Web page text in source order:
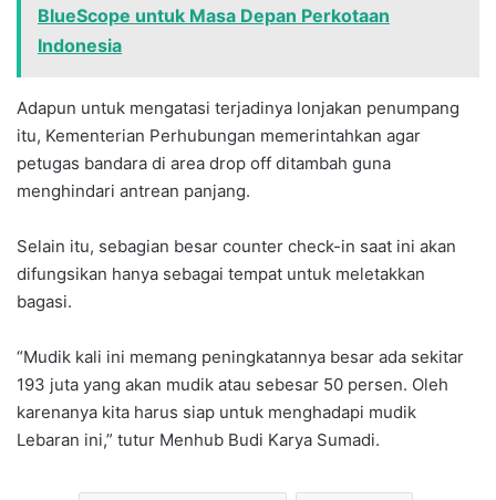
BlueScope untuk Masa Depan Perkotaan
Indonesia
Adapun untuk mengatasi terjadinya lonjakan penumpang
itu, Kementerian Perhubungan memerintahkan agar
petugas bandara di area drop off ditambah guna
menghindari antrean panjang.
Selain itu, sebagian besar counter check-in saat ini akan
difungsikan hanya sebagai tempat untuk meletakkan
bagasi.
“Mudik kali ini memang peningkatannya besar ada sekitar
193 juta yang akan mudik atau sebesar 50 persen. Oleh
karenanya kita harus siap untuk menghadapi mudik
Lebaran ini,” tutur Menhub Budi Karya Sumadi.